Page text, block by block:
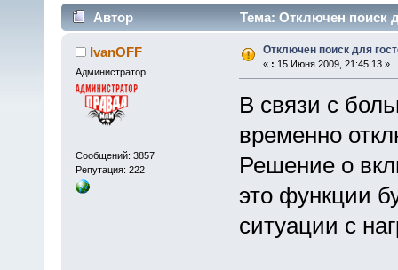
Автор Тема: Отключен поиск
IvanOFF
Администратор
Сообщений: 3857
Репутация: 222
Отключен поиск для
« : 15 Июня 2009, 21:45:13 »
В связи с
временно
Решение о
это функции
ситуации с